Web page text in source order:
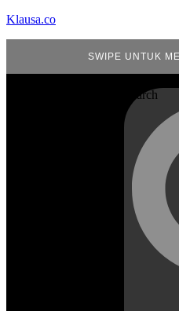
Klausa.co
SWIPE UNTUK
Search